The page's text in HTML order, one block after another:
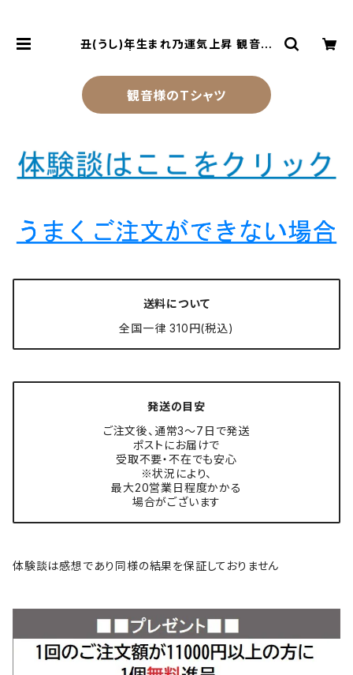
丑(うし)年生まれ乃運気上昇 観音様
観音様のTシャツ
送料について
全国一律 310円(税込)
発送の目安
ご注文後、通常3〜7日で発送
ポストにお届けで
受取不要・不在でも安心
※状況により、
最大20営業日程度かかる
場合がございます
体験談は感想であり同様の結果を保証しておりません